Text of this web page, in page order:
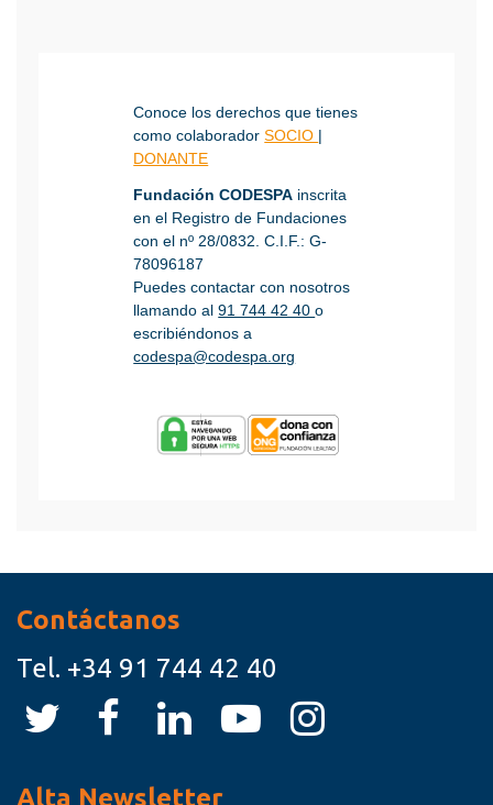
Conoce los derechos que tienes
como colaboradorSOCIO |
DONANTE
Fundación CODESPA inscrita
en el Registro de Fundaciones
con el nº 28/0832. C.I.F.: G-
78096187
Puedes contactar con nosotros
llamando al91 744 42 40o
escribiéndonos a
codespa@codespa.org
Contáctanos
Tel. +34 91 744 42 40
Alta Newsletter